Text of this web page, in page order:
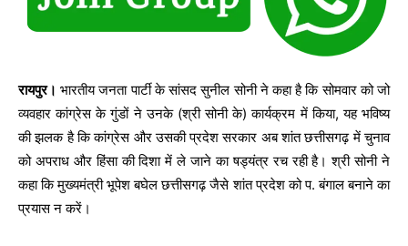
रायपुर। भारतीय जनता पार्टी के सांसद सुनील सोनी ने कहा है कि सोमवार को जो
व्यवहार कांग्रेस के गुंडों ने उनके (श्री सोनी के) कार्यक्रम में किया, यह भविष्य
की झलक है कि कांग्रेस और उसकी प्रदेश सरकार अब शांत छत्तीसगढ़ में चुनाव
को अपराध और हिंसा की दिशा में ले जाने का षड्यंत्र रच रही है। श्री सोनी ने
कहा कि मुख्यमंत्री भूपेश बघेल छत्तीसगढ़ जैसे शांत प्रदेश को प. बंगाल बनाने का
प्रयास न करें।